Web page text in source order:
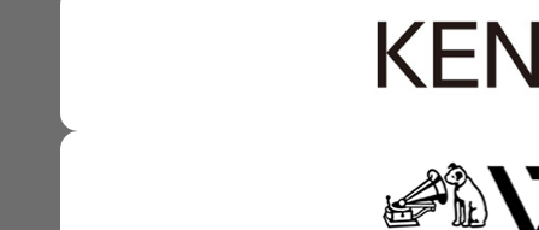
資本コストや株価を意
技術と感性をつなぐ融